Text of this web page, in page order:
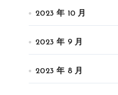
2023 年 10 月
2023 年 9 月
2023 年 8 月